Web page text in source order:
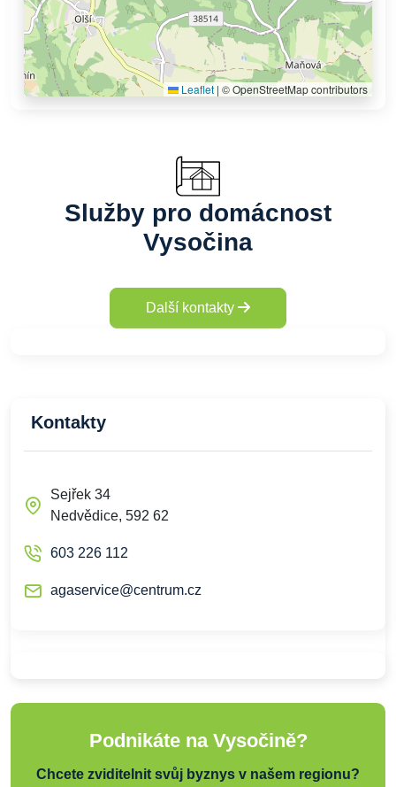
Leaflet | © OpenStreetMap contributors
Služby pro domácnost
Vysočina
Další kontakty
Kontakty
Sejřek 34
Nedvědice, 592 62
603 226 112
agaservice@centrum.cz
Podnikáte na Vysočině?
Chcete zviditelnit svůj byznys v našem regionu?